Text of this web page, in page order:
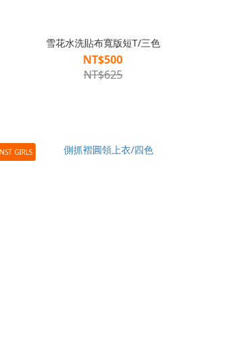
雪花水洗貼布寬版短T/三色
NT$500
NT$625
GIRLS